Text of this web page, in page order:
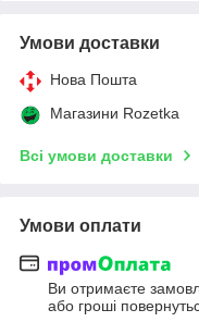
Умови доставки
Нова Пошта
Магазини Rozetka
Всі умови доставки
Умови оплати
Ви отримаєте
або гроші